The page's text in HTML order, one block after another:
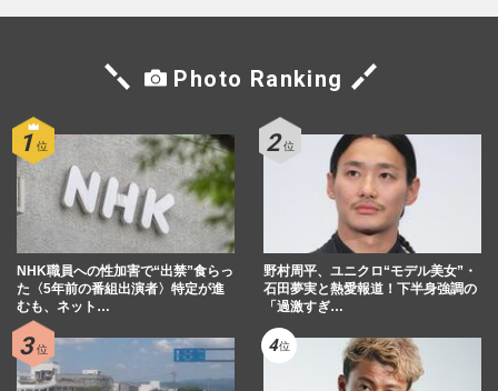
Photo Ranking
NHK職員への性加害で“出禁”食らっ
た〈5年前の番組出演者〉特定が進
むも、ネット…
野村周平、ユニクロ“モデル美女”・
石田夢実と熱愛報道！下半身強調の
「過激すぎ…